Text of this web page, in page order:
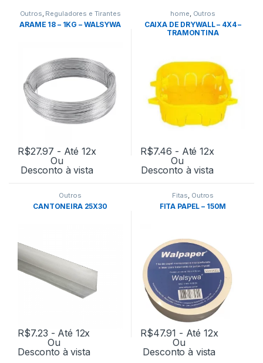
Outros, Reguladores e Tirantes
ARAME 18 – 1KG – WALSYWA
R$27.97 - Até 12x
Ou
Desconto à vista
home, Outros
CAIXA DE DRYWALL – 4X4 –
TRAMONTINA
R$7.46 - Até 12x
Ou
Desconto à vista
Outros
CANTONEIRA 25X30
R$7.23 - Até 12x
Ou
Desconto à vista
Fitas, Outros
FITA PAPEL – 150M
R$47.91 - Até 12x
Ou
Desconto à vista